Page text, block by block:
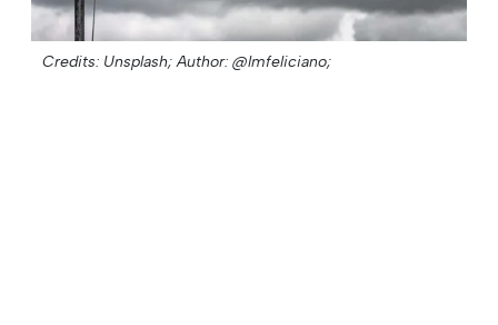
Credits: Unsplash; Author: @lmfeliciano;